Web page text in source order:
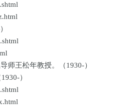
王松年教授。（1930-）
）